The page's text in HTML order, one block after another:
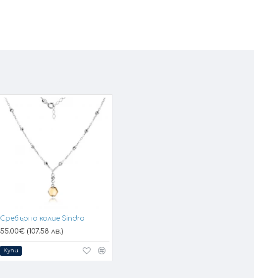
Сребърно колие Sindra
55.00€ (107.58 лв.)
Купи